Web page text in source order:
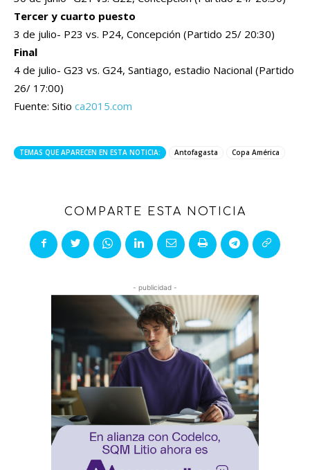
Tercer y cuarto puesto
3 de julio- P23 vs. P24, Concepción (Partido 25/ 20:30)
Final
4 de julio- G23 vs. G24, Santiago, estadio Nacional (Partido
26/ 17:00)
Fuente: Sitio ca2015.com
TEMAS QUE APARECEN EN ESTA NOTICIA: Antofagasta Copa América
COMPARTE ESTA NOTICIA
- publicidad -